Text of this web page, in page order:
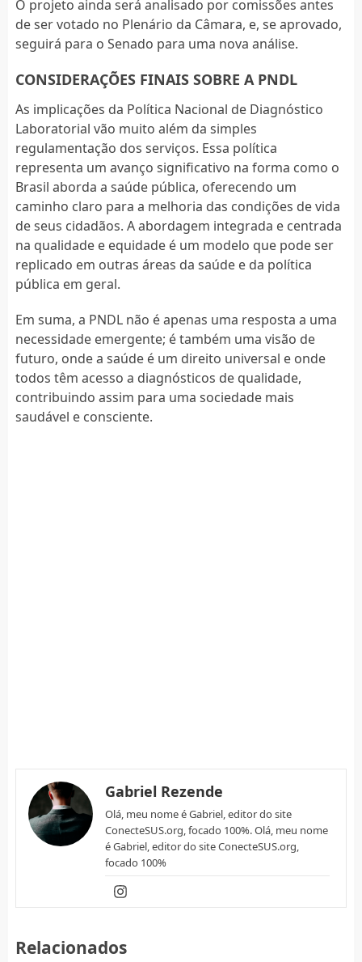
O projeto ainda será analisado por comissões antes
de ser votado no Plenário da Câmara, e, se aprovado,
seguirá para o Senado para uma nova análise.
CONSIDERAÇÕES FINAIS SOBRE A PNDL
As implicações da Política Nacional de Diagnóstico
Laboratorial vão muito além da simples
regulamentação dos serviços. Essa política
representa um avanço significativo na forma como o
Brasil aborda a saúde pública, oferecendo um
caminho claro para a melhoria das condições de vida
de seus cidadãos. A abordagem integrada e centrada
na qualidade e equidade é um modelo que pode ser
replicado em outras áreas da saúde e da política
pública em geral.
Em suma, a PNDL não é apenas uma resposta a uma
necessidade emergente; é também uma visão de
futuro, onde a saúde é um direito universal e onde
todos têm acesso a diagnósticos de qualidade,
contribuindo assim para uma sociedade mais
saudável e consciente.
Gabriel Rezende
Olá, meu nome é Gabriel, editor do site
ConecteSUS.org, focado 100%. Olá, meu nome
é Gabriel, editor do site ConecteSUS.org,
focado 100%
Relacionados